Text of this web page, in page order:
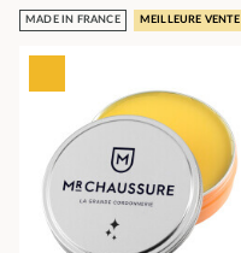
MADE IN FRANCE MEILLEURE VENTE